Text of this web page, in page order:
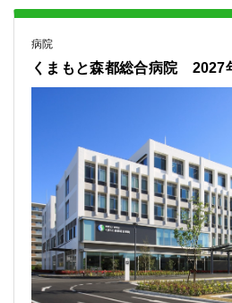
病院
くまもと森都総合病院 2027